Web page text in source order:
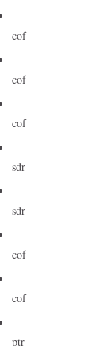
cof
cof
cof
sdr
sdr
cof
cof
ptr